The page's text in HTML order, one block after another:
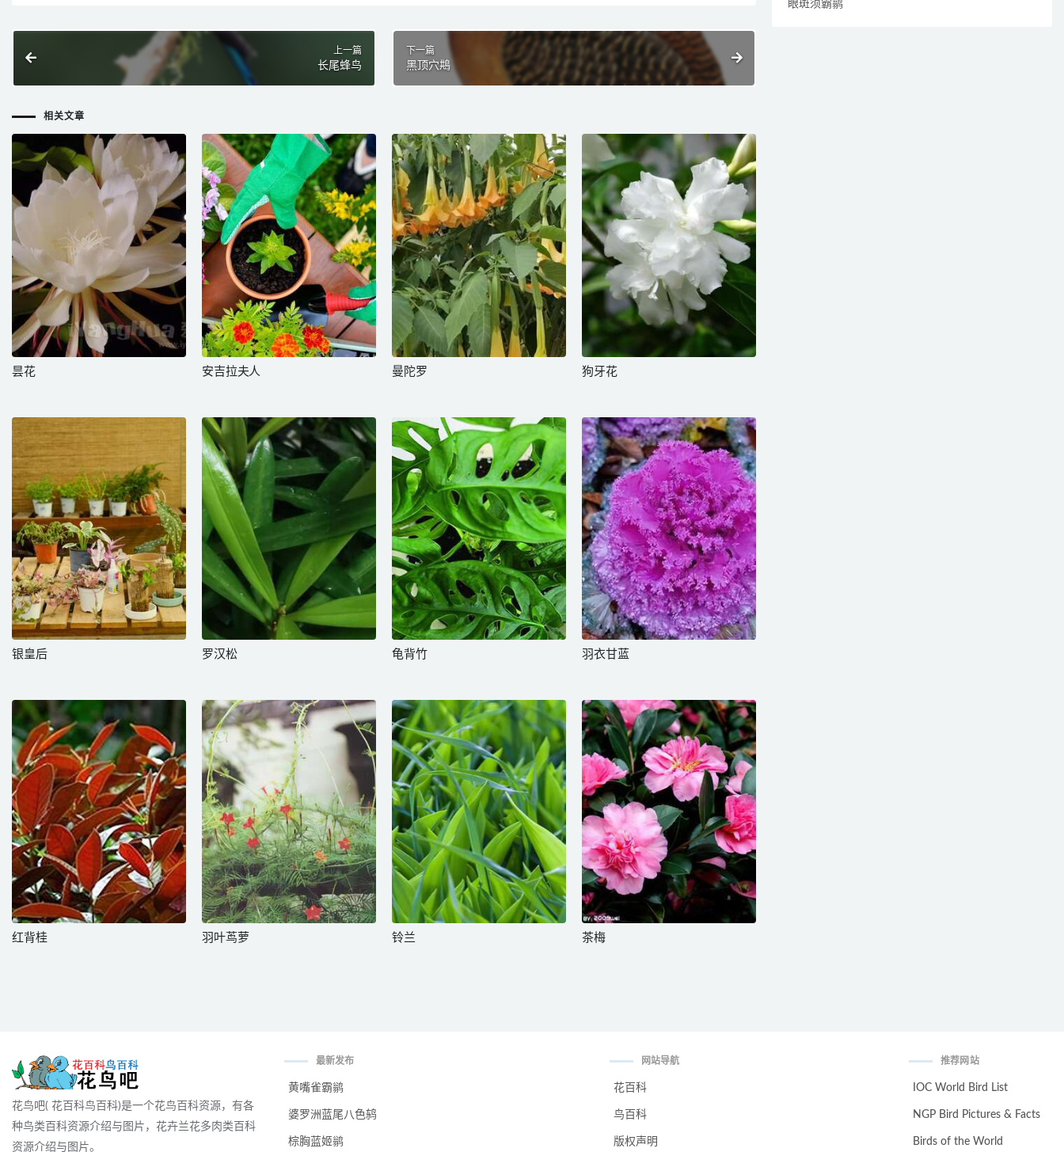
上一篇
长尾蜂鸟
下一篇
黑顶穴䳍
相关文章
昙花 安吉拉夫人 曼陀罗 狗牙花
银皇后 罗汉松 龟背竹 羽衣甘蓝
红背桂 羽叶茑萝 铃兰 茶梅
眼斑须霸鹟
花鸟吧( 花百科鸟百科)是一个花鸟百科资源，有各
种鸟类百科资源介绍与图片，花卉兰花多肉类百科
资源介绍与图片。
最新发布
黄嘴雀霸鹟
婆罗洲蓝尾八色鸫
棕胸蓝姬鹟
网站导航
花百科
鸟百科
版权声明
推荐网站
IOC World Bird List
NGP Bird Pictures & Facts
Birds of the World